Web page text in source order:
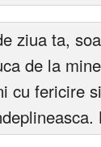
ziua ta,
de la
cu fericire